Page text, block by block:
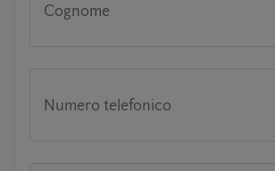
Cognome
Numero telefonico